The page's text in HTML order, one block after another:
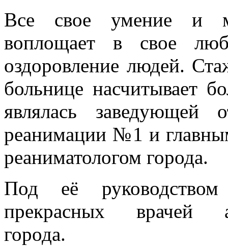
Все свое умение и
воплощает в свое
оздоровление людей.
больнице насчитывает
являлась заведующей
реанимации №1 и
реаниматологом города.
Под её
прекрасных врачей
города.